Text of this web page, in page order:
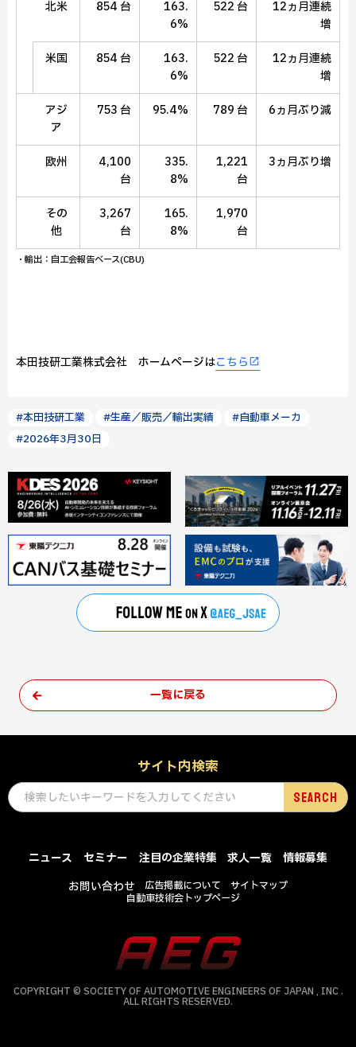
北米 854 台
163.
6%
522 台
12ヵ月連続
増
米国 854 台
163.
6%
522 台
12ヵ月連続
増
アジ
ア
753 台 95.4% 789 台 6ヵ月ぶり減
欧州
4,100
台
335.
8%
1,221
台
3ヵ月ぶり増
その
他
3,267
台
165.
8%
1,970
台
・輸出：自工会報告ベース(CBU)
本田技研工業株式会社 ホームページはこちら
#本田技研工業 #生産／販売／輸出実績
#自動車メーカ
#2026年3月30日
一覧に戻る
サイト内検索
ニュース セミナー 注目の企業特集 求人一覧
情報募集
お問い合わせ
広告掲載について
サイトマップ
自動車技術会トップページ
COPYRIGHT © SOCIETY OF AUTOMOTIVE ENGINEERS OF JAPAN , INC .
ALL RIGHTS RESERVED.